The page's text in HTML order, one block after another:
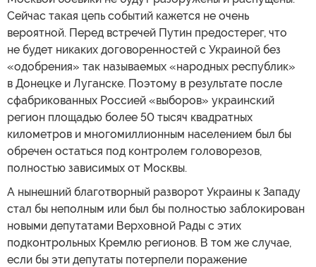
Сейчас такая цепь событий кажется не очень
вероятной. Перед встречей Путин предостерег, что
не будет никаких договоренностей с Украиной без
«одобрения» так называемых «народных республик»
в Донецке и Луганске. Поэтому в результате после
сфабрикованных Россией «выборов» украинский
регион площадью более 50 тысяч квадратных
километров и многомиллионным населением был бы
обречен остаться под контролем головорезов,
полностью зависимых от Москвы.
А нынешний благотворный разворот Украины к Западу
стал бы неполным или был бы полностью заблокирован
новыми депутатами Верховной Рады с этих
подконтрольных Кремлю регионов. В том же случае,
если бы эти депутаты потерпели поражение